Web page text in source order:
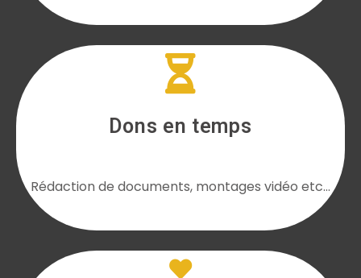
Dons en temps
Rédaction de documents, montages vidéo etc…